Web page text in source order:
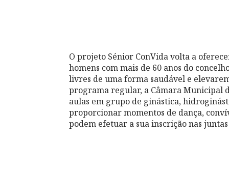
O projeto Sénior ConVida volta a
homens com mais de 60 anos do
livres de uma forma saudável e
programa regular, a Câmara Municipal
aulas em grupo de ginástica,
proporcionar momentos de dança,
podem efetuar a sua inscrição nas